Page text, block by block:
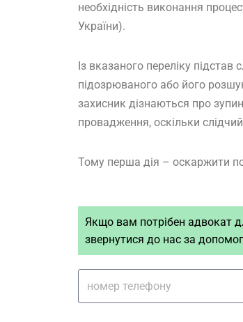
необхідність виконання
України).
Із вказаного переліку
підозрюваного або його
захисник дізнаються про
провадження, оскільки
Тому перша дія – оскаржити
Якщо вам потрібен адвокат
звернутися до нас за